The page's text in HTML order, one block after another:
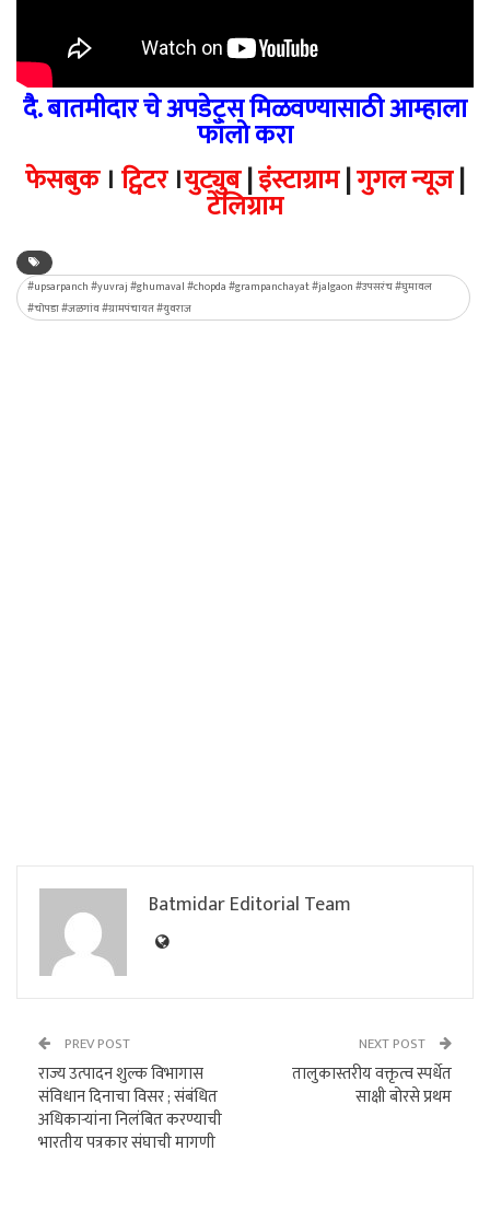
दै. बातमीदार चे अपडेट्स मिळवण्यासाठी आम्हाला
फॉलो करा
फेसबुक। ट्विटर।युट्युब|इंस्टाग्राम|गुगल न्यूज|
टेलिग्राम
#upsarpanch #yuvraj #ghumaval #chopda #grampanchayat #jalgaon #उपसरंच #घुमावल
#चोपडा #जळगांव #ग्रामपंचायत #युवराज
Batmidar Editorial Team
PREV POST
राज्य उत्पादन शुल्क विभागास
संविधान दिनाचा विसर ; संबंधित
अधिकाऱ्यांना निलंबित करण्याची
भारतीय पत्रकार संघाची मागणी
NEXT POST
तालुकास्तरीय वक्तृत्व स्पर्धेत
साक्षी बोरसे प्रथम